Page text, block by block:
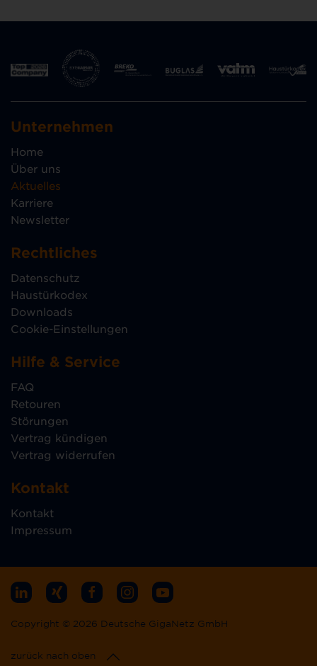
Unternehmen
Home
Über uns
Aktuelles
Karriere
Newsletter
Rechtliches
Datenschutz
Haustürkodex
Downloads
Cookie-Einstellungen
Hilfe & Service
FAQ
Retouren
Störungen
Vertrag kündigen
Vertrag widerrufen
Kontakt
Kontakt
Impressum
Copyright © 2026 Deutsche GigaNetz GmbH
zurück nach oben